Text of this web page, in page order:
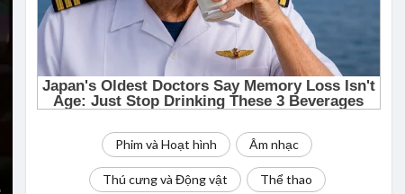
Phim và Hoạt hình Âm nhạc
Thú cưng và Động vật Thể thao